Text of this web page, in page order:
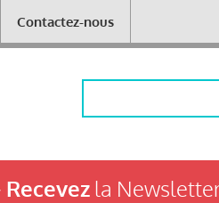
Contactez-nous
Recevezla